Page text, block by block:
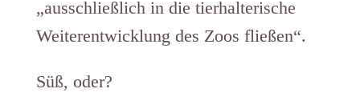
„ausschließlich in die tierhalterische
Weiterentwicklung des Zoos fließen“.
Süß, oder?